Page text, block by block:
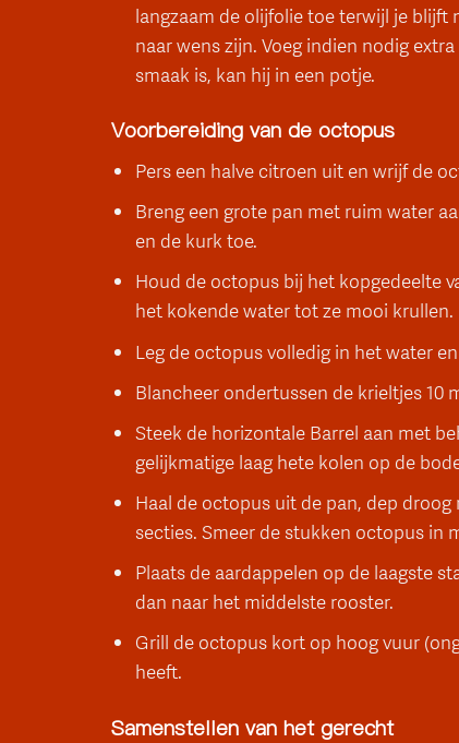
langzaam de olijfolie toe terwijl je blijft
naar wens zijn. Voeg indien nodig
smaak is, kan hij in een potje.
Voorbereiding van de octopus
Pers een halve citroen uit en wrijf de
Breng een grote pan met ruim water
en de kurk toe.
Houd de octopus bij het kopgedeelte
het kokende water tot ze mooi krullen.
Leg de octopus volledig in het water
Blancheer ondertussen de krieltjes 10
Steek de horizontale Barrel aan met
gelijkmatige laag hete kolen op de
Haal de octopus uit de pan, dep
secties. Smeer de stukken octopus in
Plaats de aardappelen op de laagste
dan naar het middelste rooster.
Grill de octopus kort op hoog vuur
heeft.
Samenstellen van het gerecht